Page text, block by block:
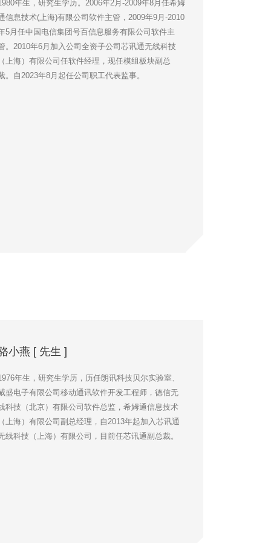
年生，研究生学历。2006年2月-2009年8月任希姆
信息技术(上海)有限公司软件主管，2009年9月-2010
5月任中国电信集团号百信息服务有限公司软件主
。2010年6月加入公司全资子公司芯讯通无线科技
（上海）有限公司任软件经理，现任模组板块副总
。自2023年8月起任公司职工代表监事。
小燕 [ 先生 ]
年生，研究生学历，历任朗讯科技贝尔实验室、
盛电子有限公司移动通讯软件开发工程师，德信无
科技（北京）有限公司软件总监，希姆通信息技术
（上海）有限公司副总经理，自2013年起加入芯讯通
线科技（上海）有限公司，目前任芯讯通副总裁。